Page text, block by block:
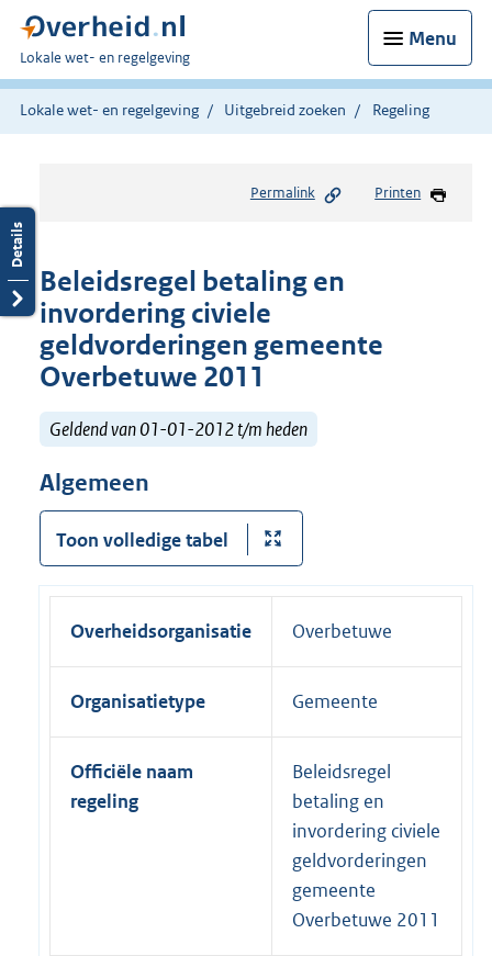
Menu
U
bent
hier:
Lokale wet- en regelgeving
Lokale wet- en regelgeving Uitgebreid zoeken Regeling
Permalink Printen
Beleidsregel betaling en
invordering civiele
geldvorderingen gemeente
Overbetuwe 2011
Geldend van 01-01-2012 t/m heden
Algemeen
Toon volledige tabel
Overheidsorganisatie Overbetuwe
Organisatietype Gemeente
Officiële naam
regeling
Beleidsregel
betaling en
invordering civiele
geldvorderingen
gemeente
Overbetuwe 2011